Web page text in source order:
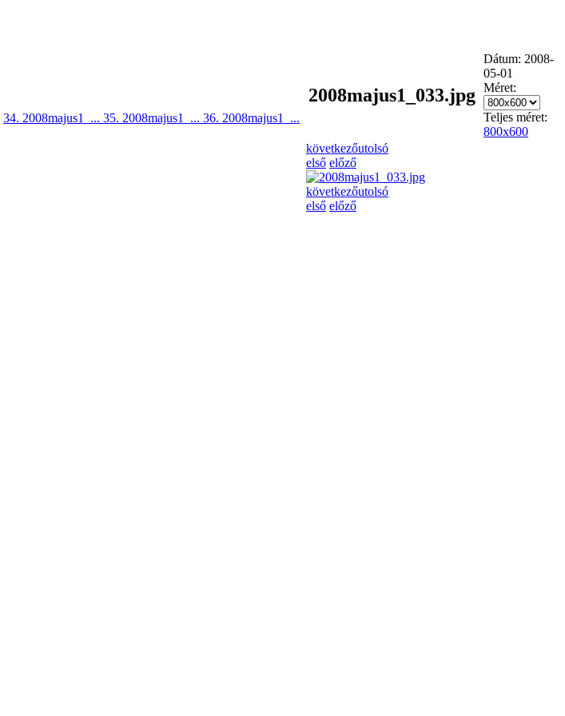
34. 2008majus1_... 35. 2008majus1_... 36. 2008majus1_...
2008majus1_033.jpg
Dátum: 2008-
05-01
Méret:
Teljes méret:
800x600
következőutolsó
első előző
következőutolsó
első előző